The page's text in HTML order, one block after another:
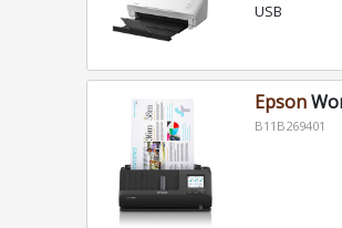
USB
Epson
B11B269401